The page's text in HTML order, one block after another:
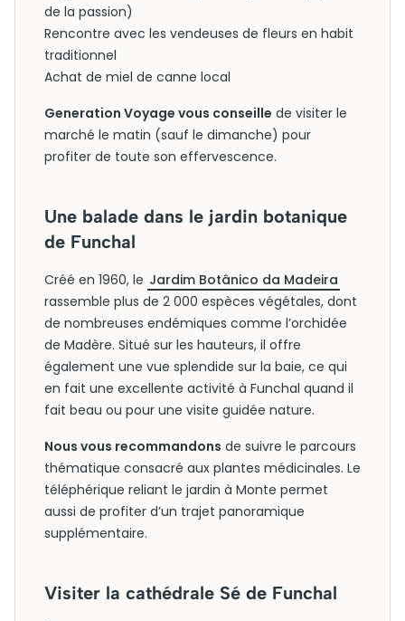
de la passion)
Rencontre avec les vendeuses de fleurs en habit
traditionnel
Achat de miel de canne local
Generation Voyage vous conseille de visiter le
marché le matin (sauf le dimanche) pour
profiter de toute son effervescence.
Une balade dans le jardin botanique
de Funchal
Créé en 1960, le Jardim Botânico da Madeira
rassemble plus de 2 000 espèces végétales, dont
de nombreuses endémiques comme l’orchidée
de Madère. Situé sur les hauteurs, il offre
également une vue splendide sur la baie, ce qui
en fait une excellente activité à Funchal quand il
fait beau ou pour une visite guidée nature.
Nous vous recommandons de suivre le parcours
thématique consacré aux plantes médicinales. Le
téléphérique reliant le jardin à Monte permet
aussi de profiter d’un trajet panoramique
supplémentaire.
Visiter la cathédrale Sé de Funchal